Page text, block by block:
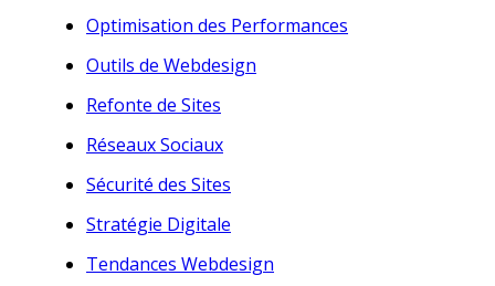
Optimisation des Performances
Outils de Webdesign
Refonte de Sites
Réseaux Sociaux
Sécurité des Sites
Stratégie Digitale
Tendances Webdesign